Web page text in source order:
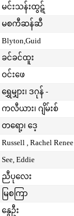
မင်းသန်းထွဋ်
မစကီဆန်ဆီ
Blyton,Guid
ခင်ခင်ထူး
ဝင်းဖေ
ရွှေမျှား၊ ဒဂုန် -
ကလီယား၊ ဂျိမ်းစ်
တရော့၊ ဒေ့
Russell , Rachel Renee
See, Eddie
ညီပုလေး
မြစကြာ
နွေဦး